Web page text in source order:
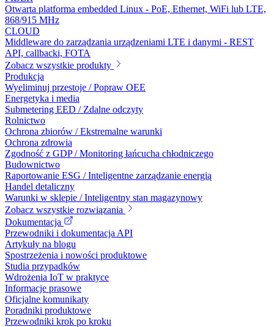
Otwarta platforma embedded Linux - PoE, Ethernet, WiFi lub LTE,
868/915 MHz
CLOUD
Middleware do zarządzania urządzeniami LTE i danymi - REST
API, callbacki, FOTA
Zobacz wszystkie produkty
Produkcja
Wyeliminuj przestoje / Popraw OEE
Energetyka i media
Submetering EED / Zdalne odczyty
Rolnictwo
Ochrona zbiorów / Ekstremalne warunki
Ochrona zdrowia
Zgodność z GDP / Monitoring łańcucha chłodniczego
Budownictwo
Raportowanie ESG / Inteligentne zarządzanie energią
Handel detaliczny
Warunki w sklepie / Inteligentny stan magazynowy
Zobacz wszystkie rozwiązania
Dokumentacja
Przewodniki i dokumentacja API
Artykuły na blogu
Spostrzeżenia i nowości produktowe
Studia przypadków
Wdrożenia IoT w praktyce
Informacje prasowe
Oficjalne komunikaty
Poradniki produktowe
Przewodniki krok po kroku